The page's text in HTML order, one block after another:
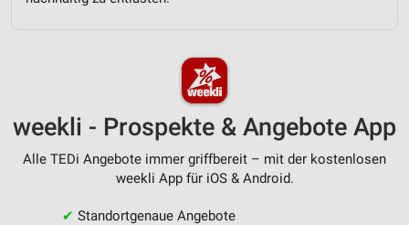
weekli - Prospekte & Angebote App
Alle TEDi Angebote immer griffbereit – mit der kostenlosen
weekli App für iOS & Android.
✔ Standortgenaue Angebote